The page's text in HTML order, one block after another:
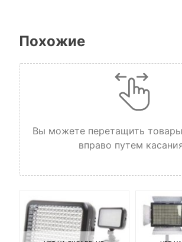
Похожие
Вы можете перетащить
вправо путем